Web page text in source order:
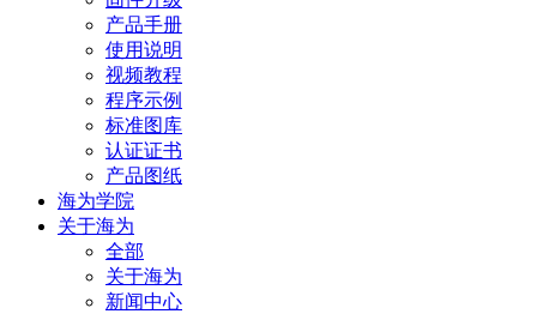
产品手册
使用说明
视频教程
程序示例
标准图库
认证证书
产品图纸
海为学院
关于海为
全部
关于海为
新闻中心